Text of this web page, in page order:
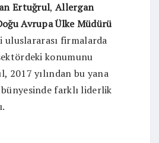
Ertuğrul, Allergan
Avrupa Ülke Müdürü
uluslararası firmalarda
konumunu
2017 yılından bu yana
farklı liderlik